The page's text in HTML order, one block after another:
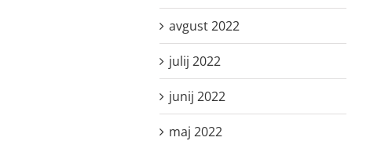
avgust 2022
julij 2022
junij 2022
maj 2022